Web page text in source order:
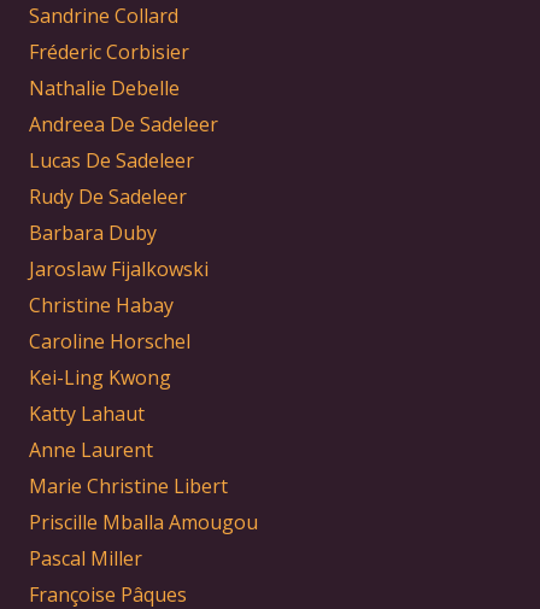
Sandrine Collard
Fréderic Corbisier
Nathalie Debelle
Andreea De Sadeleer
Lucas De Sadeleer
Rudy De Sadeleer
Barbara Duby
Jaroslaw Fijalkowski
Christine Habay
Caroline Horschel
Kei-Ling Kwong
Katty Lahaut
Anne Laurent
Marie Christine Libert
Priscille Mballa Amougou
Pascal Miller
Françoise Pâques